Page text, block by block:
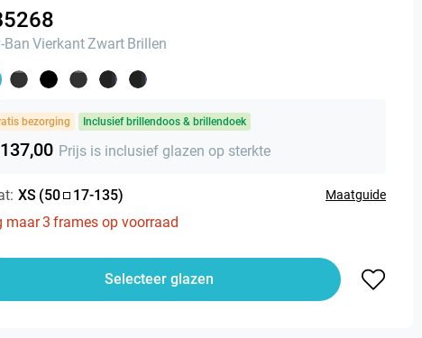
Ban VierkantZwart Brillen
bezorging Inclusief brillendoos & brillendoek
Prijs is inclusief glazen op sterkte
XS (50 17-135) Maatguide
maar3 frames op voorraad
Selecteer glazen